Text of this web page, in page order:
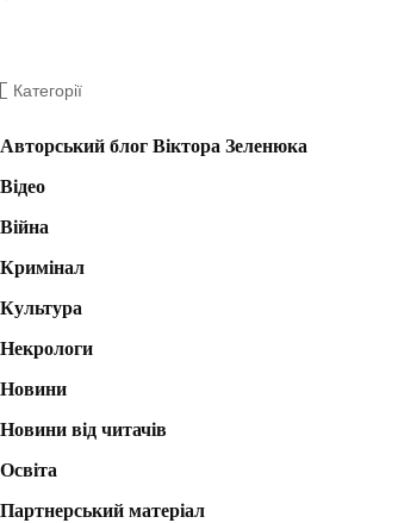
Категорії
Авторський блог Віктора Зеленюка
Відео
Війна
Кримінал
Культура
Некрологи
Новини
Новини від читачів
Освіта
Партнерський матеріал